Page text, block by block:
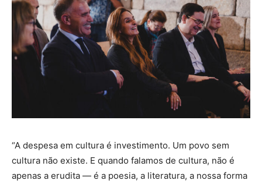
“A despesa em cultura é investimento. Um povo sem
cultura não existe. E quando falamos de cultura, não é
apenas a erudita — é a poesia, a literatura, a nossa forma